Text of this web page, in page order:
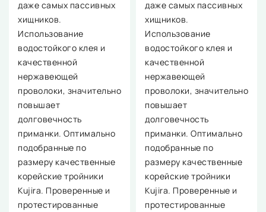
даже самых пассивных
хищников.
Использование
водостойкого клея и
качественной
нержавеющей
проволоки, значительно
повышает
долговечность
приманки. Оптимально
подобранные по
размеру качественные
корейские тройники
Kujira. Проверенные и
протестированные
даже самых пассивных
хищников.
Использование
водостойкого клея и
качественной
нержавеющей
проволоки, значительно
повышает
долговечность
приманки. Оптимально
подобранные по
размеру качественные
корейские тройники
Kujira. Проверенные и
протестированные